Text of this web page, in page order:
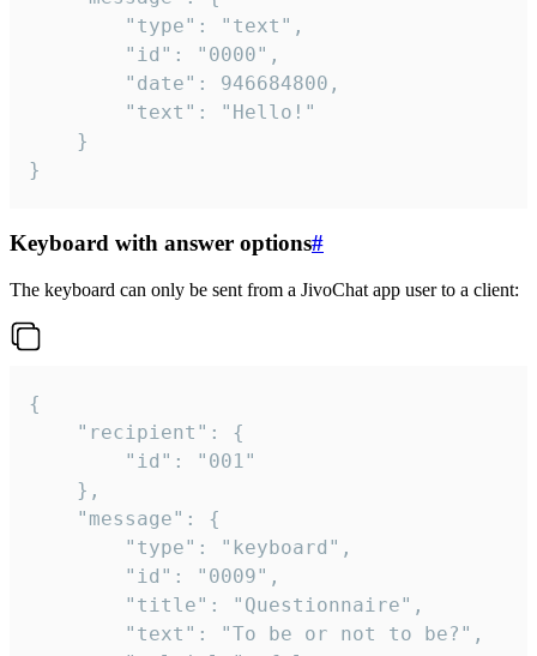
}
Keyboard with answer options#
The keyboard can only be sent from a JivoChat app user to a client:
{